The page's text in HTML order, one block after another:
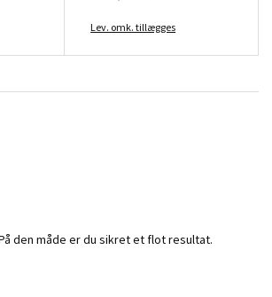
Lev. omk. tillægges
den måde er du sikret et flot resultat.